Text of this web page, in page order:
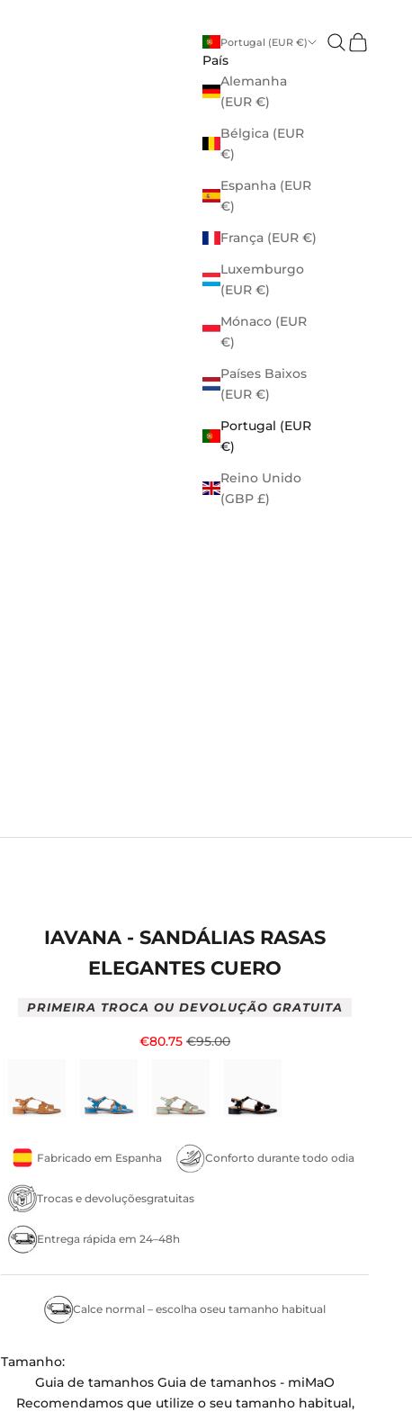
Portugal (EUR €)
País
Alemanha
(EUR €)
Bélgica (EUR
€)
Espanha (EUR
€)
França (EUR €)
Luxemburgo
(EUR €)
Mónaco (EUR
€)
Países Baixos
(EUR €)
Portugal (EUR
€)
Reino Unido
(GBP £)
AbrirAbrir
IAVANA - SANDÁLIAS RASAS
ELEGANTES CUERO
PRIMEIRA TROCA OU DEVOLUÇÃO GRATUITA
Preço de saldo
€80.75 Preço normal
€95.00
Fabricado em Espanha Conforto durante todo odia
Trocas e devoluçõesgratuitas
Entrega rápida em 24–48h
Calce normal – escolha oseu tamanho habitual
Tamanho:
Guia de tamanhos Guia de tamanhos - miMaO
Recomendamos que utilize o seu tamanho habitual,